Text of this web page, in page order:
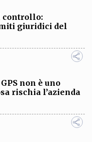
controllo:
giuridici del
non è uno
rischia l’azienda